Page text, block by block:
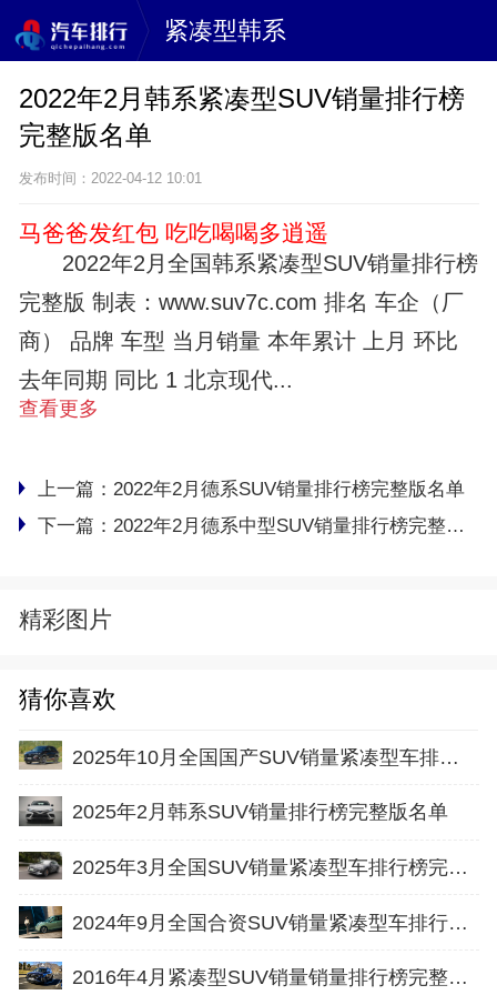
紧凑型韩系
2022年2月韩系紧凑型SUV销量排行榜
完整版名单
发布时间：2022-04-12 10:01
马爸爸发红包 吃吃喝喝多逍遥
2022年2月全国韩系紧凑型SUV销量排行榜
完整版 制表：www.suv7c.com 排名 车企（厂
商） 品牌 车型 当月销量 本年累计 上月 环比
去年同期 同比 1 北京现代...
查看更多
上一篇： 2022年2月德系SUV销量排行榜完整版名单
下一篇： 2022年2月德系中型SUV销量排行榜完整版名单
精彩图片
猜你喜欢
2025年10月全国国产SUV销量紧凑型车排行榜完整版(批发量
2025年2月韩系SUV销量排行榜完整版名单
2025年3月全国SUV销量紧凑型车排行榜完整版(零售量
2024年9月全国合资SUV销量紧凑型车排行榜完整版(批发量
2016年4月紧凑型SUV销量销量排行榜完整版名单